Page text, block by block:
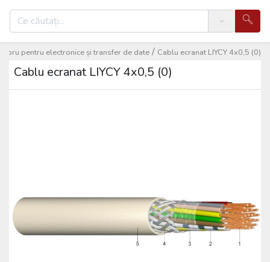
Search
Cablu ecranat LIYCY 4x0,5 (0)
/
pentru electronice și transfer de date
Cablu ecranat LIYCY 4x0,5 (0)